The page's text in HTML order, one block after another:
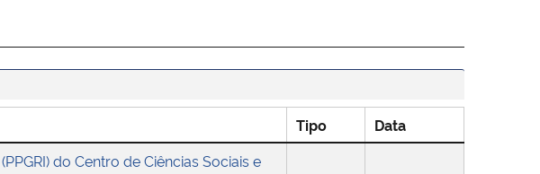
Tipo
Data
do Centro de Ciências Sociais e